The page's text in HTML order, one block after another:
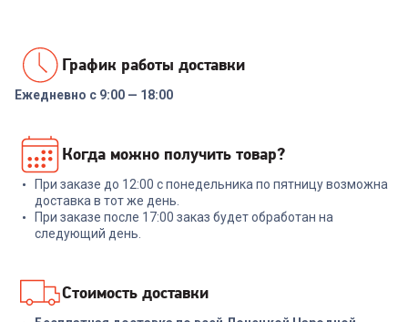
Реле напряжения Rucelf
SRW-16A 3кВА
+ 47 бонусов
1 599₽
КТ-9126
2 579₽
График работы доставки
Ежедневно с 9:00 — 18:00
Когда можно получить товар?
При заказе до 12:00 с понедельника по пятницу возможна
доставка в тот же день.
При заказе после 17:00 заказ будет обработан на
следующий день.
Стоимость доставки